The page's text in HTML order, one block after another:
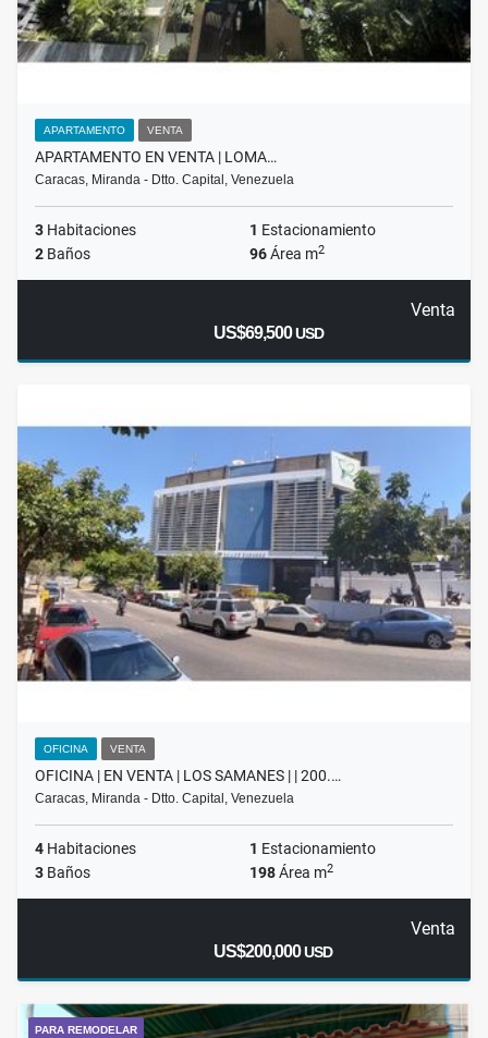
APARTAMENTO VENTA
APARTAMENTO EN VENTA | LOMA…
Caracas, Miranda - Dtto. Capital, Venezuela
3 Habitaciones 1 Estacionamiento
2 Baños 96Área m2
Venta
US$69,500USD
OFICINA VENTA
OFICINA | EN VENTA | LOS SAMANES | | 200.…
Caracas, Miranda - Dtto. Capital, Venezuela
4 Habitaciones 1 Estacionamiento
3 Baños 198Área m2
Venta
US$200,000USD
PARA REMODELAR